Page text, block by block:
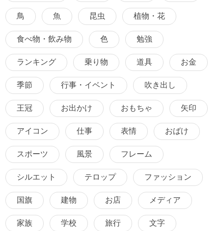
鳥 魚 昆虫 植物・花
食べ物・飲み物 色 勉強
ランキング 乗り物 道具 お金
季節 行事・イベント 吹き出し
王冠 お出かけ おもちゃ 矢印
アイコン 仕事 表情 おばけ
スポーツ 風景 フレーム
シルエット テロップ ファッション
国旗 建物 お店 メディア
家族 学校 旅行 文字